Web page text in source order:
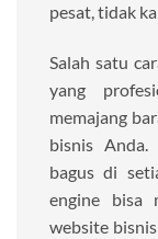
pesat, tidak
Salah satu
yang
memajang
bisnis
bagus di
engine bisa
website